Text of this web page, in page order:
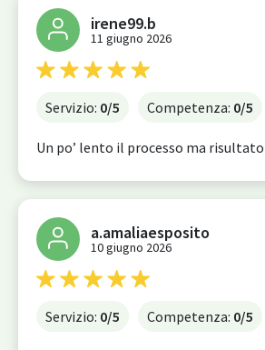
irene99.b
11 giugno 2026
Servizio: 0/5 Competenza: 0/5
Un po’ lento il processo ma
a.amaliaesposito
10 giugno 2026
Servizio: 0/5 Competenza: 0/5